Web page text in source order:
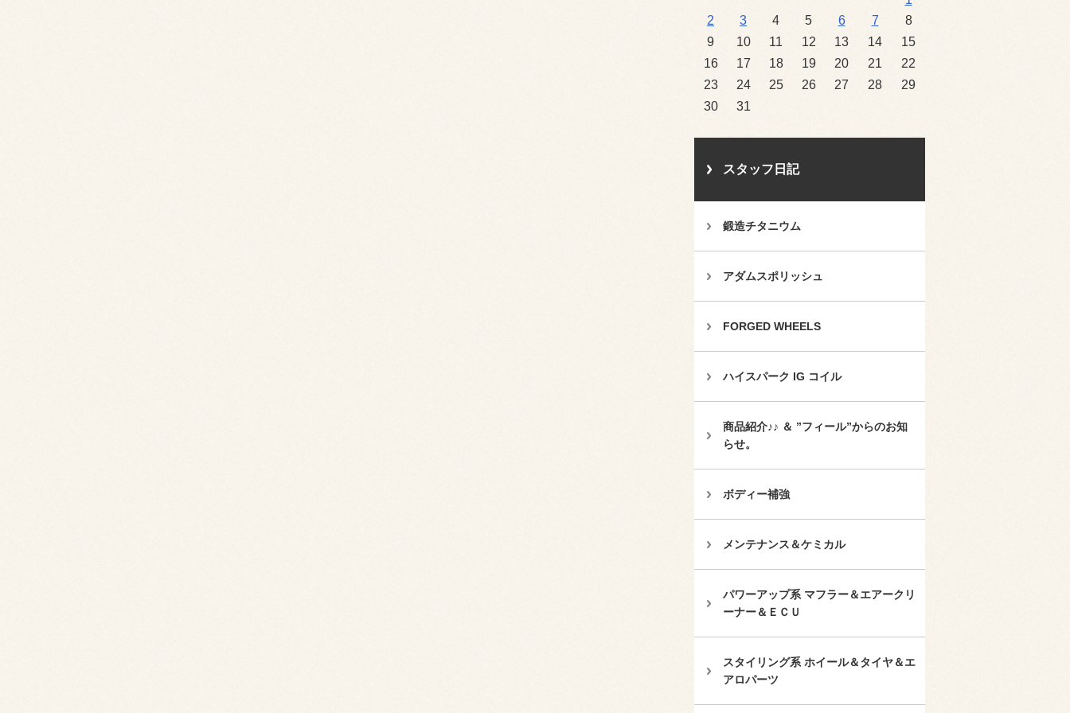
2
3 4 5 6 7
8
9
10 11 12 13 14
15
16
17 18 19 20 21
22
23
24 25 26 27 28
29
30
31
スタッフ日記
鍛造チタニウム
アダムスポリッシュ
FORGED WHEELS
ハイスパーク IG コイル
商品紹介♪♪ ＆ ”フィール”からのお知
らせ。
ボディー補強
メンテナンス＆ケミカル
パワーアップ系 マフラー＆エアークリ
ーナー＆ＥＣＵ
スタイリング系 ホイール＆タイヤ＆エ
アロパーツ